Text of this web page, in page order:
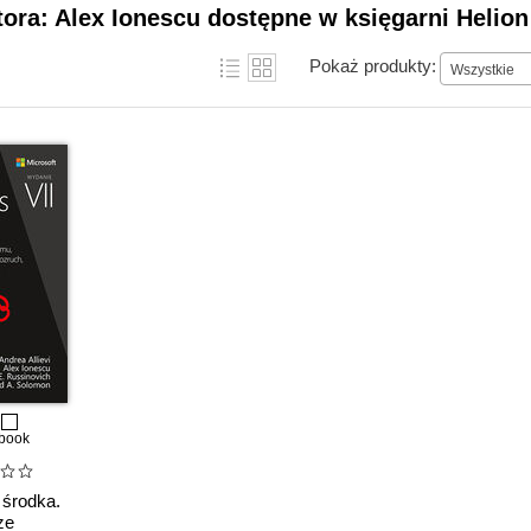
Alex Ionescu dostępne w księgarni Helion
Pokaż produkty: Wszystkie